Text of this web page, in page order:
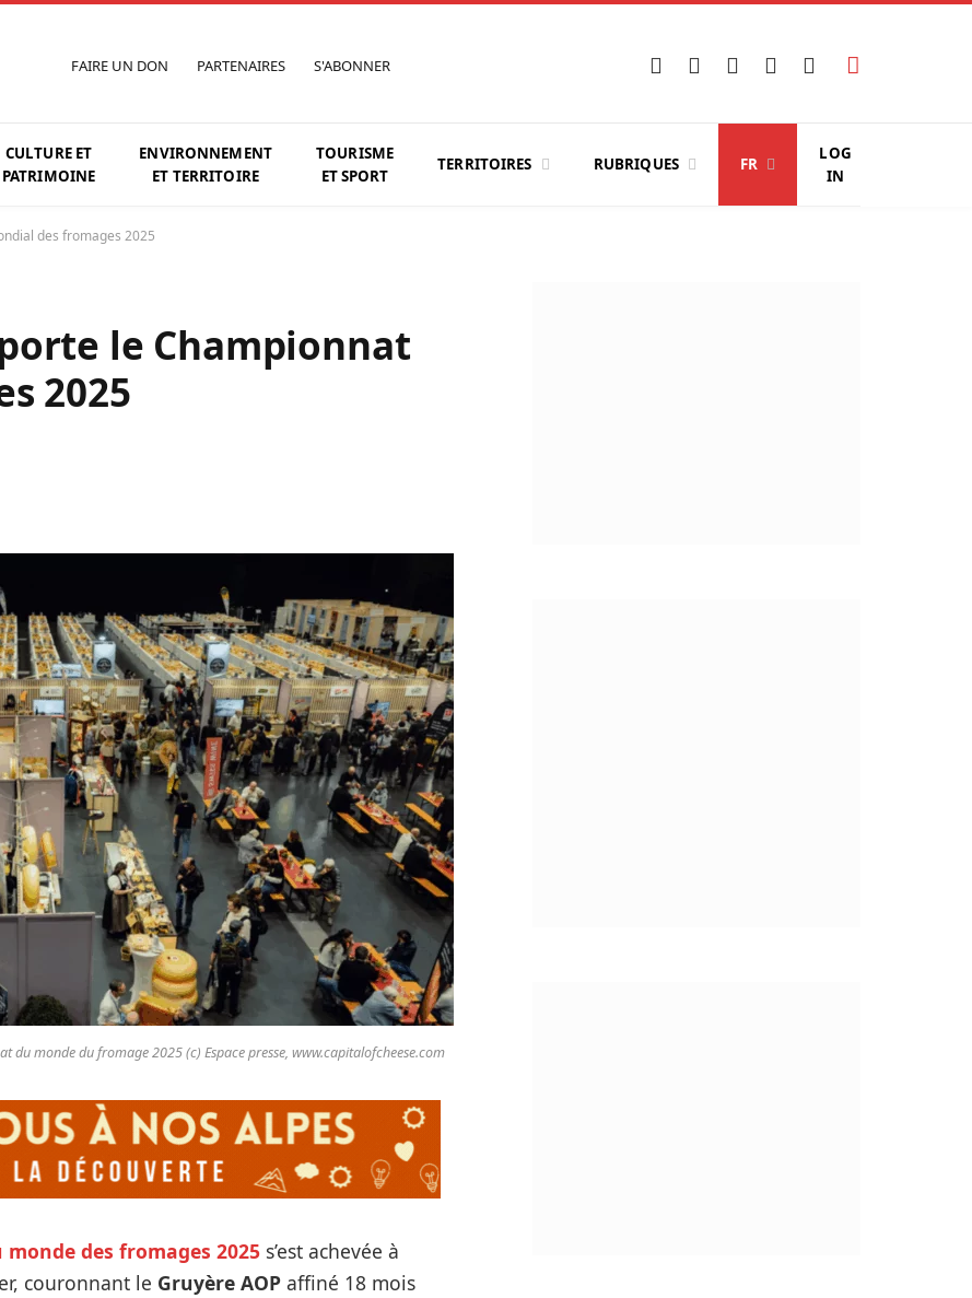
FAIRE UN DON PARTENAIRES S'ABONNER Facebook
X
Instagram
YouTubeLinkedIn
CULTURE ET
PATRIMOINE
ENVIRONNEMENT
ET TERRITOIRE
TOURISME
ET SPORT
TERRITOIRES RUBRIQUES FR
LOG
IN
des fromages 2025
le Championnat
2025
monde du fromage 2025 (c) Espace presse, www.capitalofcheese.com
des fromages 2025s’est achevée à
couronnant le Gruyère AOPaffiné 18 mois